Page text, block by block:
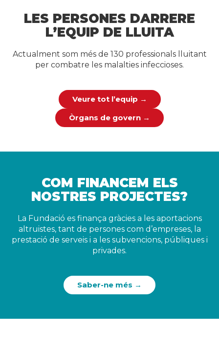
LES PERSONES DARRERE
L’EQUIP DE LLUITA
Actualment som més de 130 professionals lluitant
per combatre les malalties infeccioses.
Veure tot l’equip →
Òrgans de govern →
COM FINANCEM ELS
NOSTRES PROJECTES?
La Fundació es finança gràcies a les aportacions
altruistes, tant de persones com d’empreses, la
prestació de serveis i a les subvencions, públiques i
privades.
Saber-ne més →